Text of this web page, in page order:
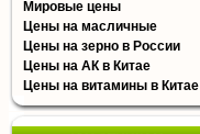
Мировые цены
Цены на масличные
Цены на зерно в России
Цены на АК в Китае
Цены на витамины в Китае